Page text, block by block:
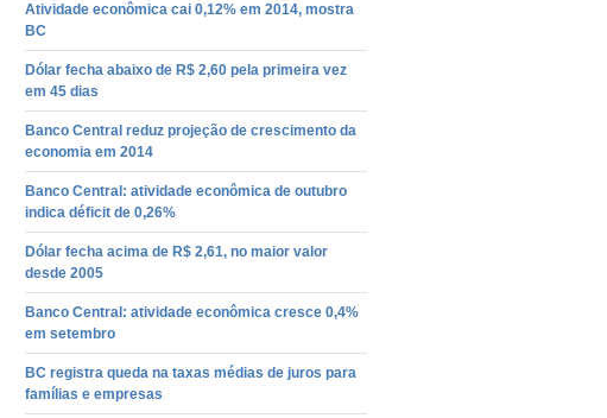
Atividade econômica cai 0,12% em 2014, mostra
BC
Dólar fecha abaixo de R$ 2,60 pela primeira vez
em 45 dias
Banco Central reduz projeção de crescimento da
economia em 2014
Banco Central: atividade econômica de outubro
indica déficit de 0,26%
Dólar fecha acima de R$ 2,61, no maior valor
desde 2005
Banco Central: atividade econômica cresce 0,4%
em setembro
BC registra queda na taxas médias de juros para
famílias e empresas